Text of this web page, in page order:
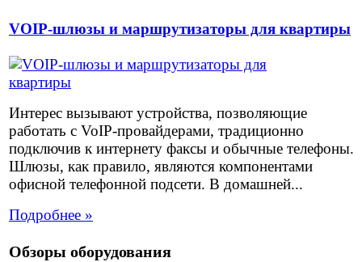
VOIP-шлюзы и маршрутизаторы для квартиры
Интерес вызывают устройства, позволяющие
работать с VoIP-провайдерами, традиционно
подключив к интернету факсы и обычные телефоны.
Шлюзы, как правило, являются компонентами
офисной телефонной подсети. В домашней...
Подробнее »
Обзоры оборудования